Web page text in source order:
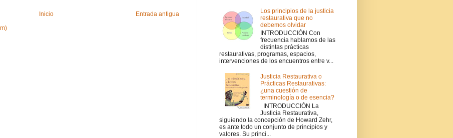
Entrada antigua
Inicio
Los principios de la justicia
restaurativa que no
debemos olvidar
INTRODUCCIÓN Con
frecuencia hablamos de las
distintas prácticas
restaurativas, programas, espacios,
intervenciones de los encuentros entre v...
Justicia Restaurativa o
Prácticas Restaurativas:
¿una cuestión de
terminología o de esencia?
INTRODUCCIÓN La
Justicia Restaurativa,
siguiendo la concepción de Howard Zehr,
es ante todo un conjunto de principios y
valores. Su princi...